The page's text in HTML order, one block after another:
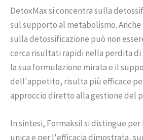
DetoxMax si concentra sulla
sul supporto al metabolismo.
sulla detossificazione può non
cerca risultati rapidi nella perdita di
la sua formulazione mirata e il
dell'appetito, risulta più efficace
approccio diretto alla gestione del
In sintesi, Formaksil si distingue per
unica e per l'efficacia dimostrata,